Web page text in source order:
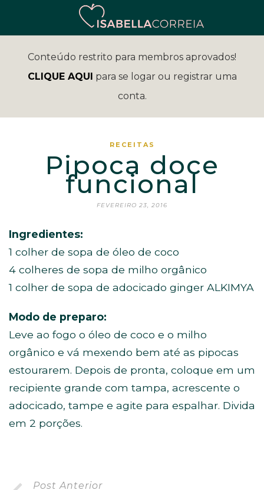
Conteúdo restrito para membros aprovados!
CLIQUE AQUI para se logar ou registrar uma
conta.
RECEITAS
Pipoca doce
funcional
FEVEREIRO 23, 2016
Ingredientes:
1 colher de sopa de óleo de coco
4 colheres de sopa de milho orgânico
1 colher de sopa de adocicado ginger ALKIMYA
Modo de preparo:
Leve ao fogo o óleo de coco e o milho
orgânico e vá mexendo bem até as pipocas
estourarem. Depois de pronta, coloque em um
recipiente grande com tampa, acrescente o
adocicado, tampe e agite para espalhar. Divida
em 2 porções.
Post Anterior